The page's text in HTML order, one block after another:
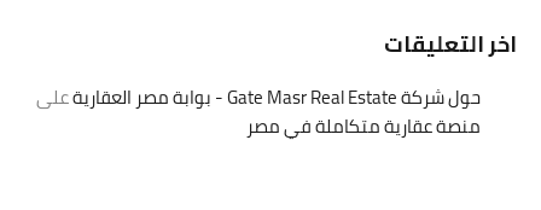
اخر التعليقات
حول شركة Gate Masr Real Estate - بوابة مصر العقارية
على
منصة عقارية متكاملة في مصر